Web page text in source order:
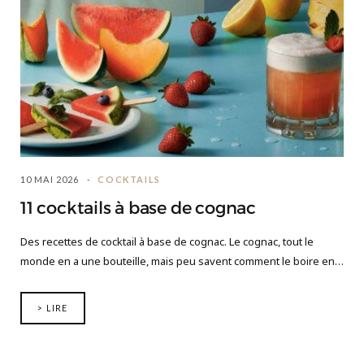
10 MAI 2026 COCKTAILS
11 cocktails à base de cognac
Des recettes de cocktail à base de cognac. Le cognac, tout le
monde en a une bouteille, mais peu savent comment le boire en…
> LIRE